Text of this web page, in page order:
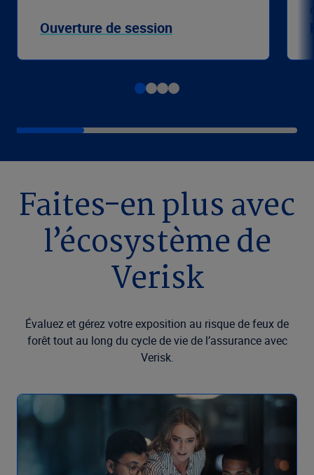
Ouverture de session
Faites-en plus avec
l’écosystème de
Verisk
Évaluez et gérez votre exposition au risque de feux de
forêt tout au long du cycle de vie de l’assurance avec
Verisk.